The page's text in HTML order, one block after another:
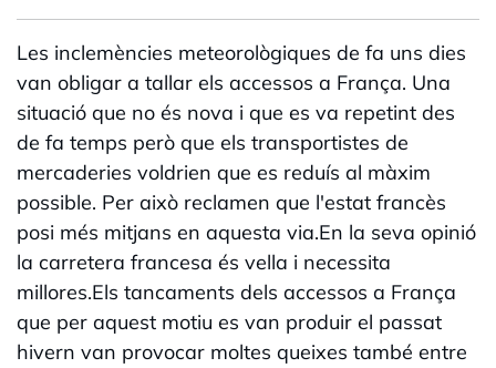
Les inclemències meteorològiques de fa uns dies
van obligar a tallar els accessos a França. Una
situació que no és nova i que es va repetint des
de fa temps però que els transportistes de
mercaderies voldrien que es reduís al màxim
possible. Per això reclamen que l'estat francès
posi més mitjans en aquesta via.En la seva opinió
la carretera francesa és vella i necessita
millores.Els tancaments dels accessos a França
que per aquest motiu es van produir el passat
hivern van provocar moltes queixes també entre